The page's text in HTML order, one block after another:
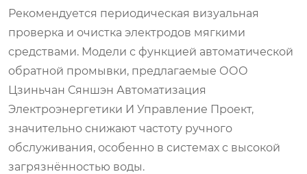
Рекомендуется периодическая визуальная
проверка и очистка электродов мягкими
средствами. Модели с функцией автоматической
обратной промывки, предлагаемые ООО
Цзиньчан Сяншэн Автоматизация
Электроэнергетики И Управление Проект,
значительно снижают частоту ручного
обслуживания, особенно в системах с высокой
загрязнённостью воды.